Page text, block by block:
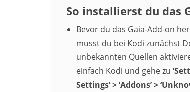
So installierst du das
Bevor du das Gaia-Add-on
musst du bei Kodi zunächst
unbekannten Quellen
einfach Kodi und gehe zu
Settings’ > ‘Addons’ >